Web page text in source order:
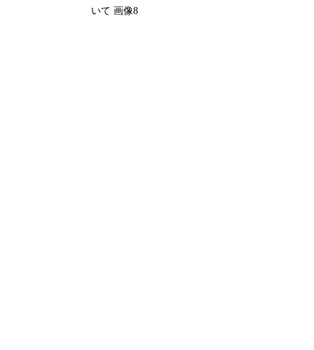
いて 画像8